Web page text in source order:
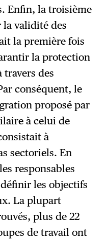
Enfin, la troisième
validité des
la première fois
la protection
travers des
conséquent, le
proposé par
à celui de
à
sectoriels. En
responsables
les objectifs
La plupart
plus de 22
de travail ont